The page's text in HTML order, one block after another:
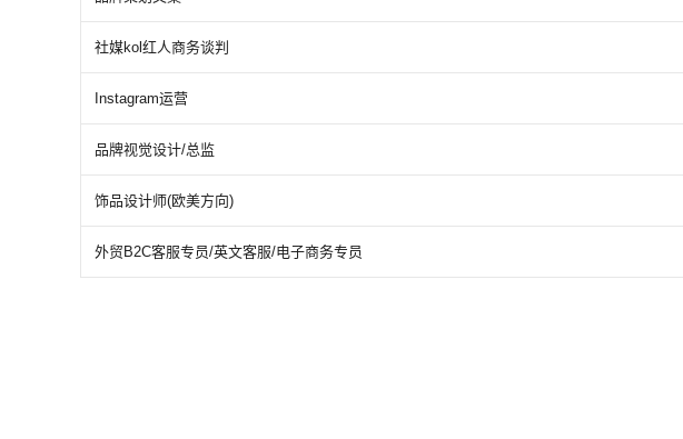
社媒kol红人商务谈判
Instagram运营
品牌视觉设计/总监
饰品设计师(欧美方向)
外贸B2C客服专员/英文客服/电子商务专员